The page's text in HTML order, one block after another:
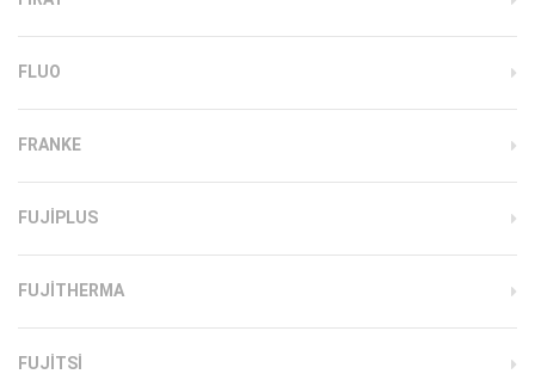
FLUO
FRANKE
FUJIPLUS
FUJITHERMA
FUJITSI